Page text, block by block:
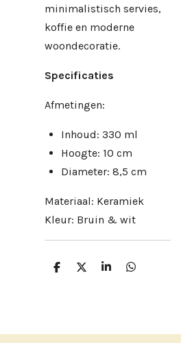
minimalistisch servies,
koffie en moderne
woondecoratie.
Specificaties
Afmetingen:
Inhoud: 330 ml
Hoogte: 10 cm
Diameter: 8,5 cm
Materiaal: Keramiek
Kleur: Bruin & wit
D
D
S
D